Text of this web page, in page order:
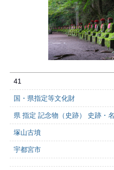
41
国・県指定等文化財
県 指定 記念物（史跡） 史跡・
塚山古墳
宇都宮市